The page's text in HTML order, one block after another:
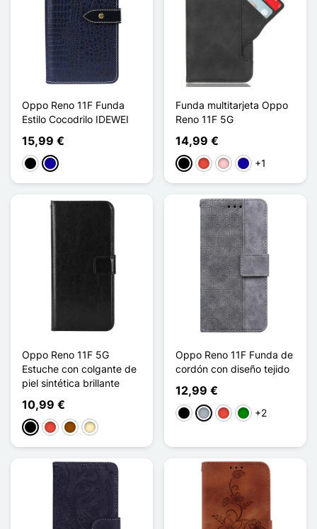
Oppo Reno 11F Funda
Estilo Cocodrilo IDEWEI
15,99 €
NegroAzul oscuro
Funda multitarjeta Oppo
Reno 11F 5G
14,99 €
NegroRojoRosaAzul oscuro
+1
Oppo Reno 11F 5G
Estuche con colgante de
piel sintética brillante
10,99 €
NegroRojoMarrón
Oro
Oppo Reno 11F Funda de
cordón con diseño tejido
12,99 €
Negro
Gris RojoVerde
+2